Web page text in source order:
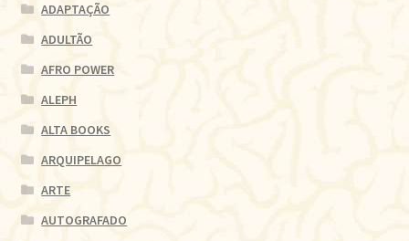
ADAPTAÇÃO
ADULTÃO
AFRO POWER
ALEPH
ALTA BOOKS
ARQUIPELAGO
ARTE
AUTOGRAFADO